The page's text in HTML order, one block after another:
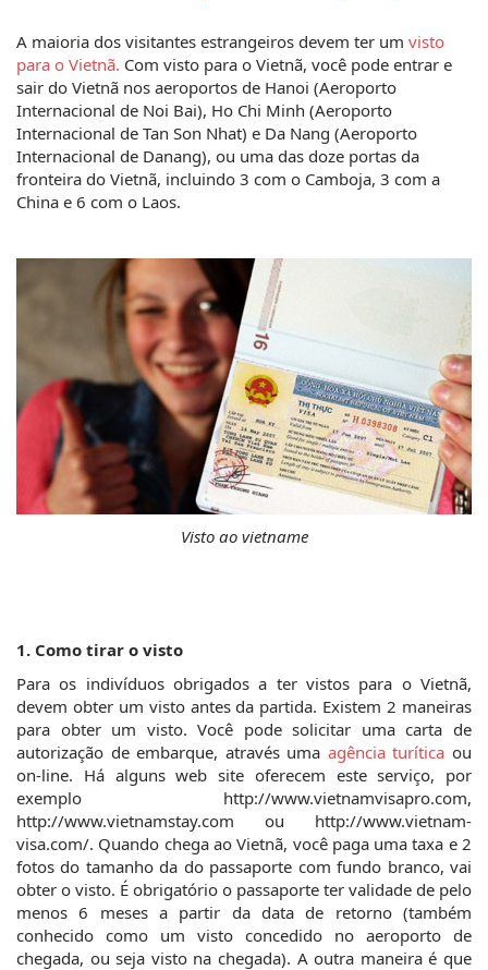
A maioria dos visitantes estrangeiros devem ter um visto
para o Vietnã. Com visto para o Vietnã, você pode entrar e
sair do Vietnã nos aeroportos de Hanoi (Aeroporto
Internacional de Noi Bai), Ho Chi Minh (Aeroporto
Internacional de Tan Son Nhat) e Da Nang (Aeroporto
Internacional de Danang), ou uma das doze portas da
fronteira do Vietnã, incluindo 3 com o Camboja, 3 com a
China e 6 com o Laos.
Visto ao vietname
1. Como tirar o visto
Para os indivíduos obrigados a ter vistos para o Vietnã,
devem obter um visto antes da partida. Existem 2 maneiras
para obter um visto. Você pode solicitar uma carta de
autorização de embarque, através uma agência turítica ou
on-line. Há alguns web site oferecem este serviço, por
exemplo http://www.vietnamvisapro.com,
http://www.vietnamstay.com ou http://www.vietnam-
visa.com/. Quando chega ao Vietnã, você paga uma taxa e 2
fotos do tamanho da do passaporte com fundo branco, vai
obter o visto. É obrigatório o passaporte ter validade de pelo
menos 6 meses a partir da data de retorno (também
conhecido como um visto concedido no aeroporto de
chegada, ou seja visto na chegada). A outra maneira é que